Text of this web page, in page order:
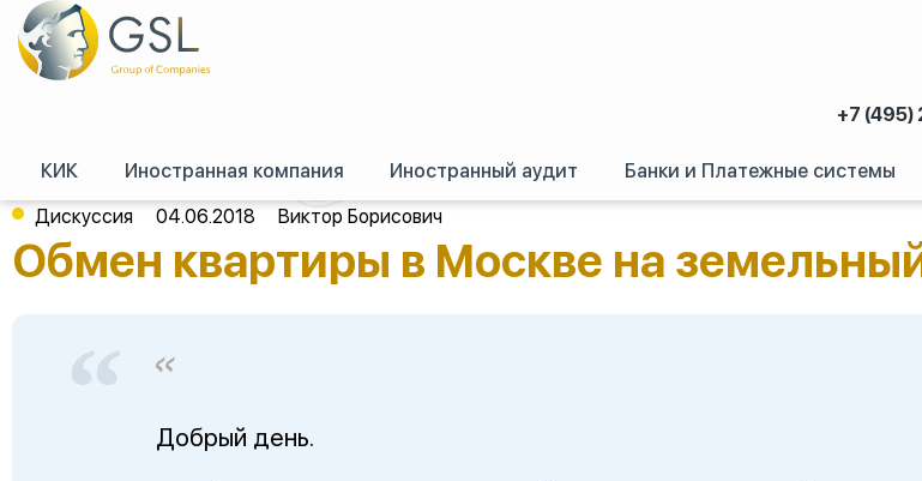
+7 (495)
КИК Иностранная компания Иностранный аудит Банки и Платежные системы
GSL/Форум (российское право) /Сделки с недвижимостью /Обмен квартиры в Москве на земельный участок в Подмосковье
Дискуссия 04.06.2018 Виктор Борисович
Обмен квартиры в Москве на
Добрый день.